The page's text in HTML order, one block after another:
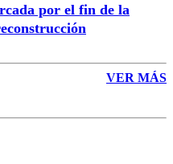
por el fin de la
VER MÁS